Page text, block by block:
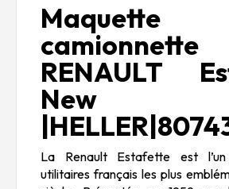
Maquette
camionnette
RENAULT
New
La Renault Estafette est
utilitaires français les plus